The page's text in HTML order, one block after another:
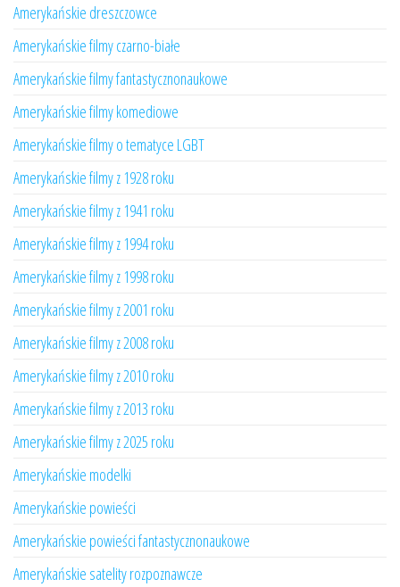
Amerykańskie dreszczowce
Amerykańskie filmy czarno-białe
Amerykańskie filmy fantastycznonaukowe
Amerykańskie filmy komediowe
Amerykańskie filmy o tematyce LGBT
Amerykańskie filmy z 1928 roku
Amerykańskie filmy z 1941 roku
Amerykańskie filmy z 1994 roku
Amerykańskie filmy z 1998 roku
Amerykańskie filmy z 2001 roku
Amerykańskie filmy z 2008 roku
Amerykańskie filmy z 2010 roku
Amerykańskie filmy z 2013 roku
Amerykańskie filmy z 2025 roku
Amerykańskie modelki
Amerykańskie powieści
Amerykańskie powieści fantastycznonaukowe
Amerykańskie satelity rozpoznawcze